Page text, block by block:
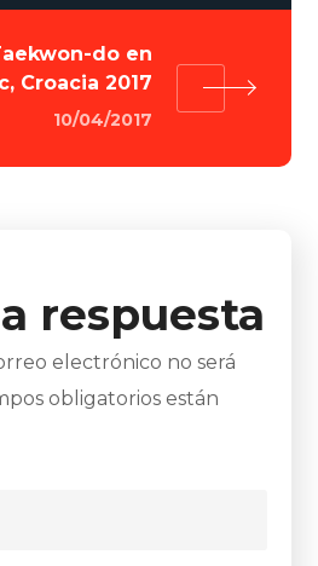
do en
Croacia 2017
10/04/2017
respuesta
electrónico no será
obligatorios están